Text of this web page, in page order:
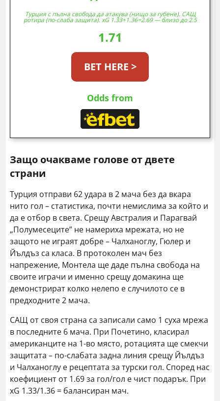
Турция с пълна свобода да атакува (нищо за губене). САЩ
ротира (по-слаба защита). xG 1.33+1.36=2.69 — близо до 2.5
1.71
BET HERE >
Odds from
Защо очакваме голове от двете
страни
Турция отправи 62 удара в 2 мача без да вкара
нито гол – статистика, почти немислима за който и
да е отбор в света. Срещу Австралия и Парагвай
„Полумесеците” не намериха мрежата, но не
защото не играят добре – Чалханоглу, Гюлер и
Йълдъз са класа. В протоколен мач без
напрежение, Монтела ще даде пълна свобода на
своите играчи и именно срещу домакина ще
демонстрират колко нелепо е случилото се в
предходните 2 мача.
САЩ от своя страна са записали само 1 суха мрежа
в последните 6 мача. При Почетино, класирал
американците на 1-во място, ротацията ще смекчи
защитата – по-слабата задна линия срещу Йълдъз
и Чалханоглу е рецептата за турски гол. Според нас
коефициент от 1.69 за гол/гол е чист подарък. При
xG 1.33/1.36 = балансиран мач.